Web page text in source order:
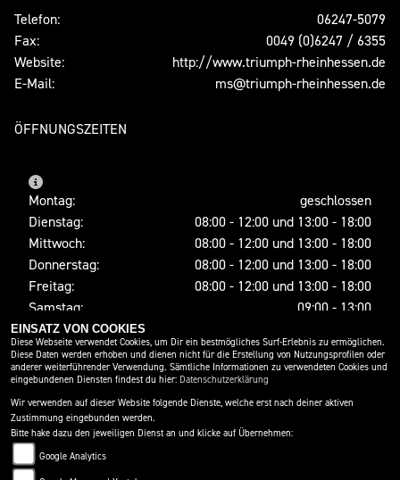
Telefon:
06247-5079
Fax:
0049 (0)6247 / 6355
Website:
http://www.triumph-rheinhessen.de
E-Mail:
ms@triumph-rheinhessen.de
ÖFFNUNGSZEITEN
Montag:
geschlossen
Dienstag:
08:00 - 12:00 und 13:00 - 18:00
Mittwoch:
08:00 - 12:00 und 13:00 - 18:00
Donnerstag:
08:00 - 12:00 und 13:00 - 18:00
Freitag:
08:00 - 12:00 und 13:00 - 18:00
Samstag:
09:00 - 13:00
Sonntag:
SOCIAL MEDIA
EINSATZ VON COOKIES
Diese Webseite verwendet Cookies, um Dir ein bestmögliches Surf-Erlebnis zu ermöglichen.
Diese Daten werden erhoben und dienen nicht für die Erstellung von Nutzungsprofilen oder
anderer weiterführender Verwendung. Sämtliche Informationen zu verwendeten Cookies und
eingebundenen Diensten findest du hier: Datenschutzerklärung
Wir verwenden auf dieser Website folgende Dienste, welche erst nach deiner aktiven
Zustimmung eingebunden werden.
Bitte hake dazu den jeweiligen Dienst an und klicke auf Übernehmen:
Google Analytics